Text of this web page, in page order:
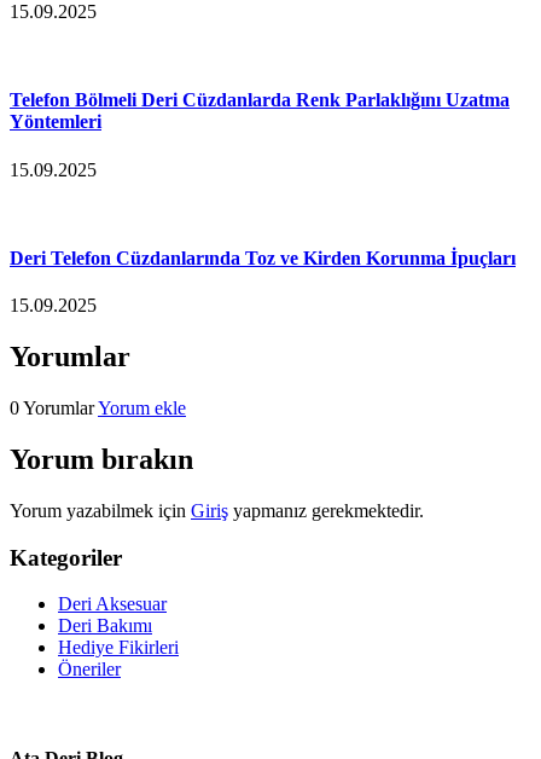
15.09.2025
Telefon Bölmeli Deri Cüzdanlarda Renk Parlaklığını Uzatma
Yöntemleri
15.09.2025
Deri Telefon Cüzdanlarında Toz ve Kirden Korunma İpuçları
15.09.2025
Yorumlar
0 YorumlarYorum ekle
Yorum bırakın
Yorum yazabilmek için Giriş yapmanız gerekmektedir.
Kategoriler
Deri Aksesuar
Deri Bakımı
Hediye Fikirleri
Öneriler